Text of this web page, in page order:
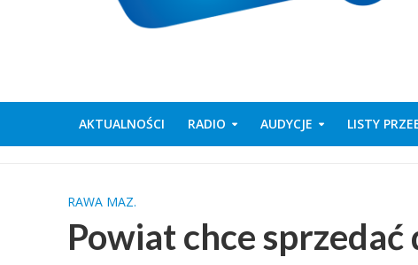
AKTUALNOŚCI RADIO AUDYCJE LISTY
RAWA MAZ.
Powiat chce sprzedać